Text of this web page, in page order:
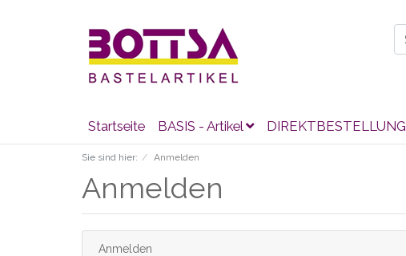
Startseite BASIS - Artikel DIREKTBESTELLUNG
Sie sind hier: Anmelden
Anmelden
Anmelden